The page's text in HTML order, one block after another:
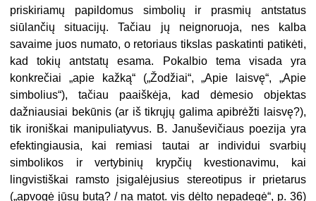
priskiriamų papildomus simbolių ir prasmių antstatus
siūlančių situacijų. Tačiau jų neignoruoja, nes kalba
savaime juos numato, o retoriaus tikslas paskatinti patikėti,
kad tokių antstatų esama. Pokalbio tema visada yra
konkrečiai „apie kažką“ („Žodžiai“, „Apie laisvę“, „Apie
simbolius“), tačiau paaiškėja, kad dėmesio objektas
dažniausiai bekūnis (ar iš tikrųjų galima apibrėžti laisvę?),
tik ironiškai manipuliatyvus. B. Januševičiaus poezija yra
efektingiausia, kai remiasi tautai ar individui svarbių
simbolikos ir vertybinių krypčių kvestionavimu, kai
lingvistiškai ramsto įsigalėjusius stereotipus ir prietarus
(„apvogė jūsų butą? / na matot. vis dėlto nepadegė“, p. 36)